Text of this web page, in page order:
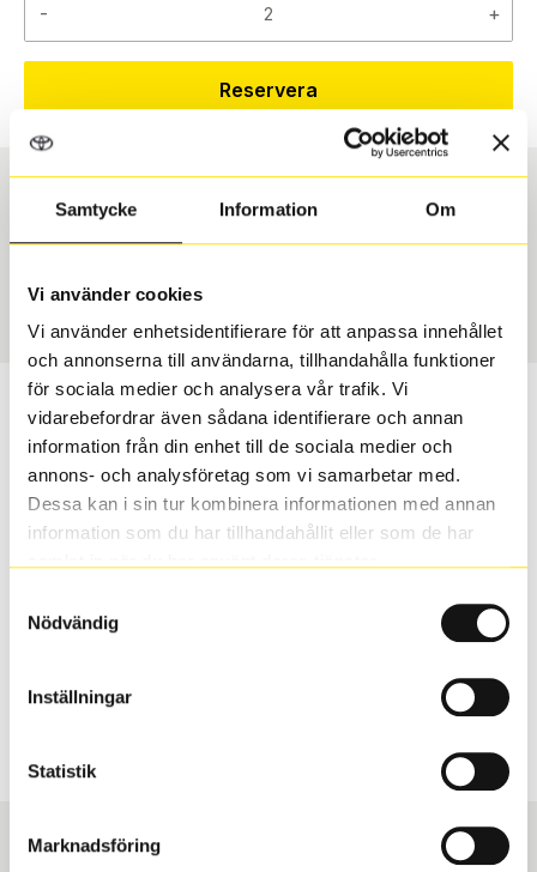
Samtycke Information Om
Vi använder cookies
Vi använder enhetsidentifierare för att anpassa innehållet
och annonserna till användarna, tillhandahålla funktioner
för sociala medier och analysera vår trafik. Vi
vidarebefordrar även sådana identifierare och annan
information från din enhet till de sociala medier och
annons- och analysföretag som vi samarbetar med.
Dessa kan i sin tur kombinera informationen med annan
information som du har tillhandahållit eller som de har
Nödvändig
Inställningar
Statistik
Marknadsföring
- +
Reservera
Däcktyp
Sommar
Däckstorlek
245/55 R 17 102W
70240
Passar detta däck min bil?
Ange registreringsnummer för att se om det däck du
valt passar din bilmodell. Om du köper däck som skall
sättas på dina befintliga fälgar, se till att kolla en extra
inte vara samma dimension som bilen hade ut från